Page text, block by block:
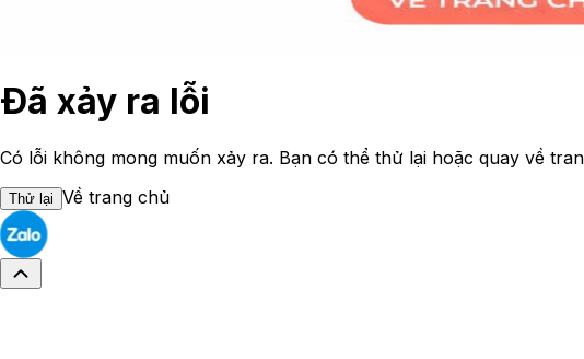
Đã xảy ra lỗi
Có lỗi không mong muốn xảy ra. Bạn có thể thử lại hoặc quay về
Thử lại Về trang chủ